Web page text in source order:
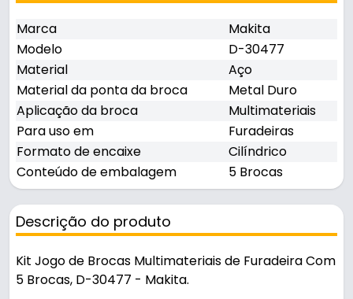
Marca
Makita
Modelo
D-30477
Material
Aço
Material da ponta da broca
Metal Duro
Aplicação da broca
Multimateriais
Para uso em
Furadeiras
Formato de encaixe
Cilíndrico
Conteúdo de embalagem
5 Brocas
Descrição do produto
Kit Jogo de Brocas Multimateriais de Furadeira Com
5 Brocas, D-30477 - Makita.